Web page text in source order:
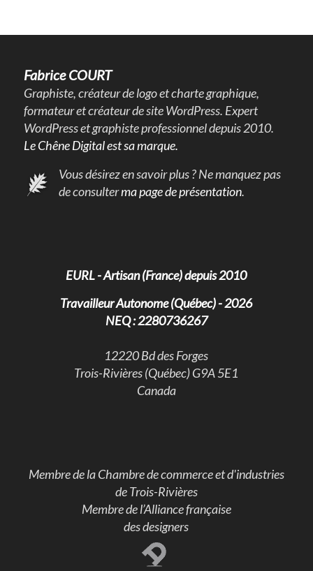
Fabrice COURT
Graphiste, créateur de logo et charte graphique,
formateur et créateur de site WordPress. Expert
WordPress et graphiste professionnel depuis 2010.
Le Chêne Digital est sa marque.
Vous désirez en savoir plus ? Ne manquez pas
de consulterma page de présentation.
EURL - Artisan (France) depuis 2010
Travailleur Autonome (Québec) - 2026
NEQ : 2280736267
​12220 Bd des Forges
Trois-Rivières (Québec) G9A 5E1
Canada
Membre de la Chambre de commerce et d'industries
de Trois-Rivières
Membre de l’Alliance française
des designers